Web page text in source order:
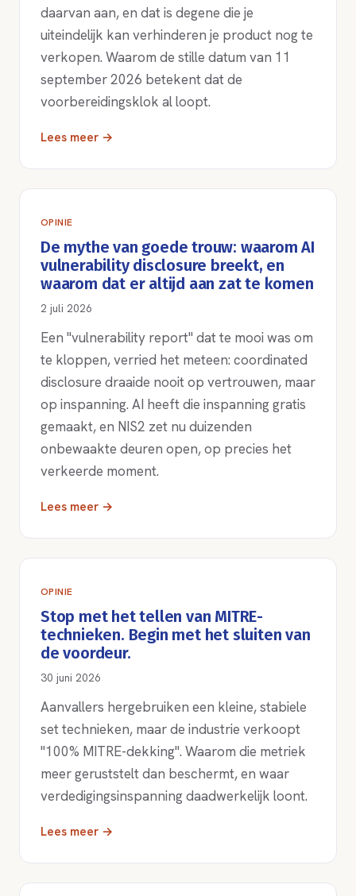
daarvan aan, en dat is degene die je
uiteindelijk kan verhinderen je product nog te
verkopen. Waarom de stille datum van 11
september 2026 betekent dat de
voorbereidingsklok al loopt.
Lees meer →
OPINIE
De mythe van goede trouw: waarom AI
vulnerability disclosure breekt, en
waarom dat er altijd aan zat te komen
2 juli 2026
Een "vulnerability report" dat te mooi was om
te kloppen, verried het meteen: coordinated
disclosure draaide nooit op vertrouwen, maar
op inspanning. AI heeft die inspanning gratis
gemaakt, en NIS2 zet nu duizenden
onbewaakte deuren open, op precies het
verkeerde moment.
Lees meer →
OPINIE
Stop met het tellen van MITRE-
technieken. Begin met het sluiten van
de voordeur.
30 juni 2026
Aanvallers hergebruiken een kleine, stabiele
set technieken, maar de industrie verkoopt
"100% MITRE-dekking". Waarom die metriek
meer geruststelt dan beschermt, en waar
verdedigingsinspanning daadwerkelijk loont.
Lees meer →